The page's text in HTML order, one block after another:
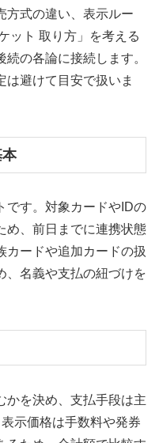
方式の違い、表示ルー
ット 取り方」を考える
の各論に接続します。
は避けて目安で扱いま
です。対象カードやIDの
め、前日までに連携状態
カードや追加カードの扱
、名義や支払の紐づけを
かを決め、支払手段は主
示価格は手数料や発券